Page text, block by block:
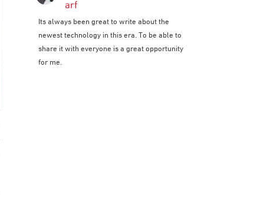
arf
Its always been great to write about the
newest technology in this era. To be able to
share it with everyone is a great opportunity
for me.